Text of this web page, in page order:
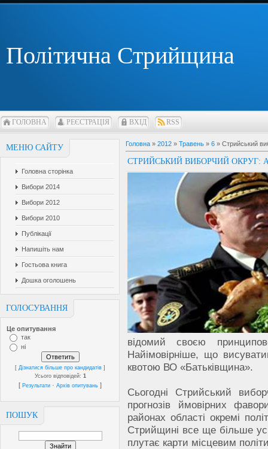
Політична Стрийщина
ГОЛОВНА РЕЄСТРАЦІЯ ВХІД RSS
МЕНЮ САЙТУ
Головна сторінка
Вибори 2014
Вибори 2012
Вибори 2010
Публікації
Напишіть нам
Гостьова книга
Дошка оголошень
ГОЛОСУВАННЯ
Це опитування
так
ні
[Дізнатися більше про кандидатів ]
Усього відповідей: 1
[Результати ·Архів опитувань ]
ПОШУК
Головна » 2012 » Травень » 6 » Стрийський
СТРИЙСЬКИЙ ВИБОРЧИЙ ОКРУГ:
відомий своєю
Найімовірніше, що
квотою ВО «Батьківщина».
Сьогодні Стрийський
прогнозів ймовірних
районах області окремі
Стрийщині все ще більше
плутає карти місцевим